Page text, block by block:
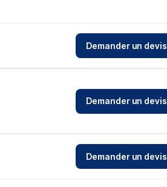
Demander un devis
Demander un devis
Demander un devis